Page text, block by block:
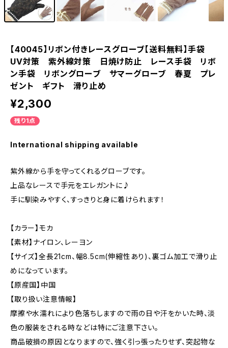
【40045】リボン付きレースグローブ【送料無料】手袋
UV対策 紫外線対策 日焼け防止 レース手袋 リボ
ン手袋 リボングローブ サマーグローブ 春夏 プレ
ゼント ギフト 滑り止め
¥2,300
残り1点
International shipping available
紫外線から手を守ってくれるグローブです。
上品なレースで手元をエレガントに♪
手に馴染みやすく、すっきりと身に着けられます！
【カラー】モカ
【素材】ナイロン、レーヨン
【サイズ】全長21cm、幅8.5cm(伸縮性あり)、裏ゴム加工で滑り止
めになっています。
【原産国】中国
【取り扱い注意情報】
摩擦や水濡れにより色落ちしますので雨の日や汗をかいた時、淡
色の服装をされる時などは特にご注意下さい。
商品破損の原因となりますので、強く引っ張ったりせず、突起物な